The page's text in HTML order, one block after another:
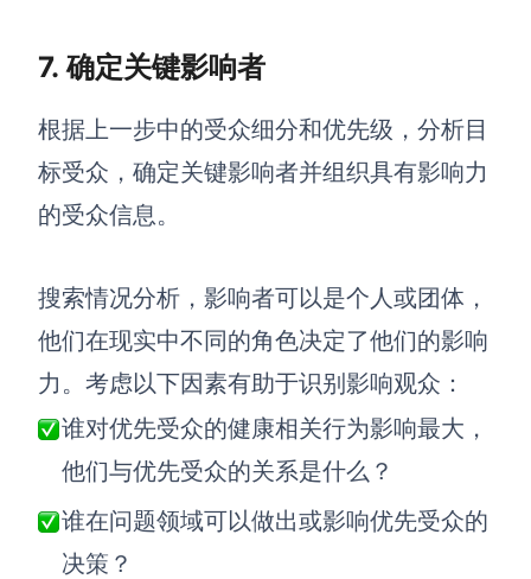
7. 确定关键影响者
根据上一步中的受众细分和优先级， 分析目
标受众， 确定关键影响者并组织具有影响力
的受众信息。
搜索情况分析，影响者可以是个人或团体，
他们在现实中不同的角色决定了他们的影响
力。考虑以下因素有助于识别影响观众：
谁对优先受众的健康相关行为影响最大，
他们与优先受众的关系是什么？
谁在问题领域可以做出或影响优先受众的
决策？